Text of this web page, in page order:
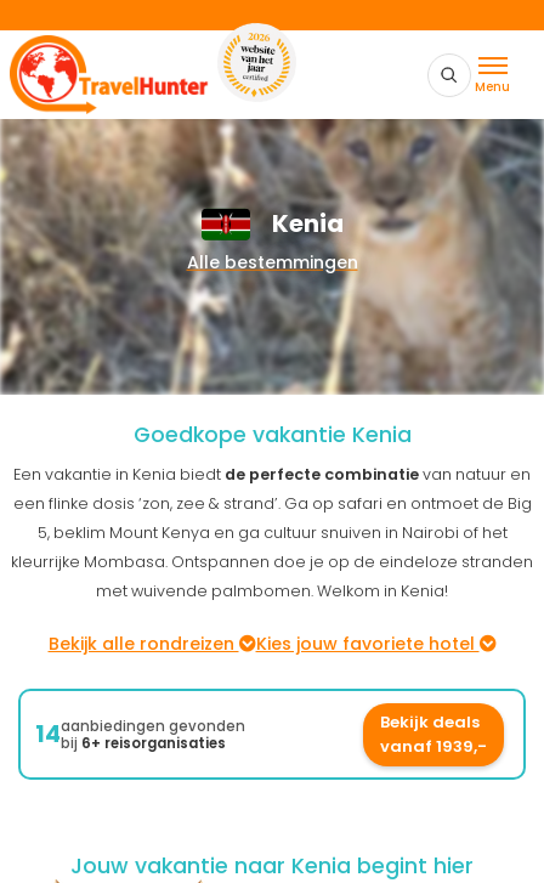
Menu
Kenia
Alle bestemmingen
Goedkope vakantie Kenia
Een vakantie in Kenia biedt de perfecte combinatievan natuur en
een flinke dosis ‘zon, zee & strand’. Ga op safari en ontmoet de Big
5, beklim Mount Kenya en ga cultuur snuiven in Nairobi of het
kleurrijke Mombasa. Ontspannen doe je op de eindeloze stranden
met wuivende palmbomen. Welkom in Kenia!
Bekijk alle rondreizen Kies jouw favoriete hotel
14aanbiedingen gevonden
bij 6+ reisorganisaties
Bekijk deals
vanaf 1939,-
Jouw vakantie naar Kenia begint hier